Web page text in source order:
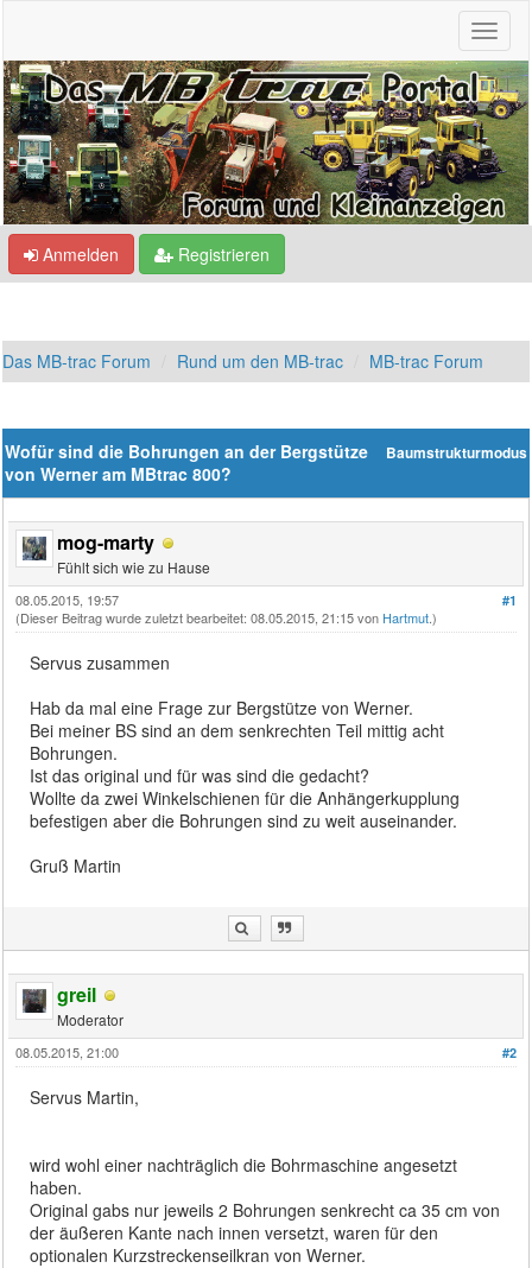
Anmelden Registrieren
Das MB-trac Forum Rund um den MB-trac MB-trac Forum
Baumstrukturmodus
Wofür sind die Bohrungen an der Bergstütze
von Werner am MBtrac 800?
mog-marty
Fühlt sich wie zu Hause
#1
08.05.2015, 19:57
(Dieser Beitrag wurde zuletzt bearbeitet: 08.05.2015, 21:15 von Hartmut.)
Servus zusammen
Hab da mal eine Frage zur Bergstütze von Werner.
Bei meiner BS sind an dem senkrechten Teil mittig acht
Bohrungen.
Ist das original und für was sind die gedacht?
Wollte da zwei Winkelschienen für die Anhängerkupplung
befestigen aber die Bohrungen sind zu weit auseinander.
Gruß Martin
greil
Moderator
#2
08.05.2015, 21:00
Servus Martin,
wird wohl einer nachträglich die Bohrmaschine angesetzt
haben.
Original gabs nur jeweils 2 Bohrungen senkrecht ca 35 cm von
der äußeren Kante nach innen versetzt, waren für den
optionalen Kurzstreckenseilkran von Werner.